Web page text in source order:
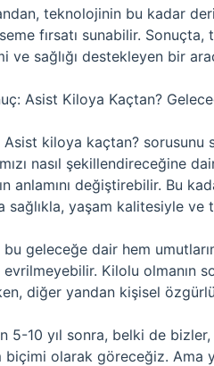
teknolojinin bu kadar
fırsatı sunabilir.
ve sağlığı destekleyen bir
Asist Kiloya Kaçtan?
Asist kiloya kaçtan? sorusunu
nasıl şekillendireceğine
anlamını değiştirebilir. Bu
sağlıkla, yaşam kalitesiyle
geleceğe dair hem
Kilolu olmanın
diğer yandan kişisel
5-10 yıl sonra, belki de
biçimi olarak göreceğiz. Ama